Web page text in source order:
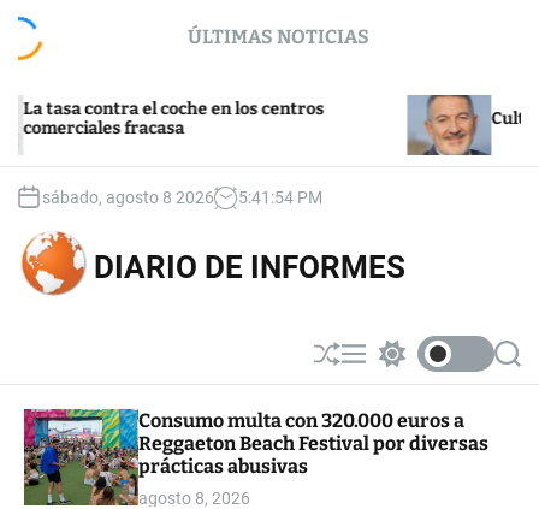
c
ÚLTIMAS NOTICIAS
contra el coche en los centros
fracasa
Cultura y
sábado, agosto 8 2026 5:41 :55 PM
DIARIO DE INFORMES
S
h
ff
l
M
e
u
w
t
c
S
e
Consumo multa con 320.000 euros a
Reggaeton Beach Festival por diversas
prácticas abusivas
agosto 8, 2026